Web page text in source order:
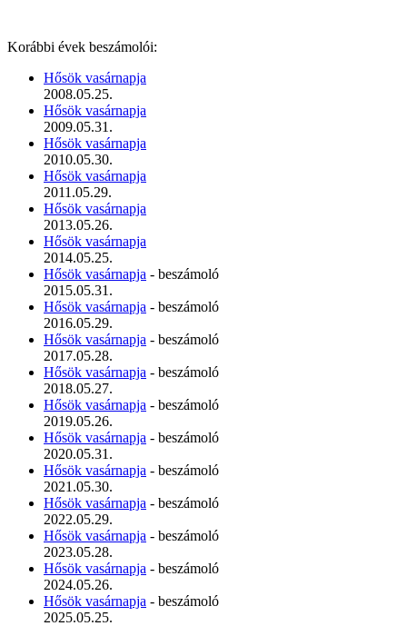
Korábbi évek beszámolói:
Hősök vasárnapja
2008.05.25.
Hősök vasárnapja
2009.05.31.
Hősök vasárnapja
2010.05.30.
Hősök vasárnapja
2011.05.29.
Hősök vasárnapja
2013.05.26.
Hősök vasárnapja
2014.05.25.
Hősök vasárnapja - beszámoló
2015.05.31.
Hősök vasárnapja - beszámoló
2016.05.29.
Hősök vasárnapja - beszámoló
2017.05.28.
Hősök vasárnapja - beszámoló
2018.05.27.
Hősök vasárnapja - beszámoló
2019.05.26.
Hősök vasárnapja - beszámoló
2020.05.31.
Hősök vasárnapja - beszámoló
2021.05.30.
Hősök vasárnapja - beszámoló
2022.05.29.
Hősök vasárnapja - beszámoló
2023.05.28.
Hősök vasárnapja - beszámoló
2024.05.26.
Hősök vasárnapja - beszámoló
2025.05.25.